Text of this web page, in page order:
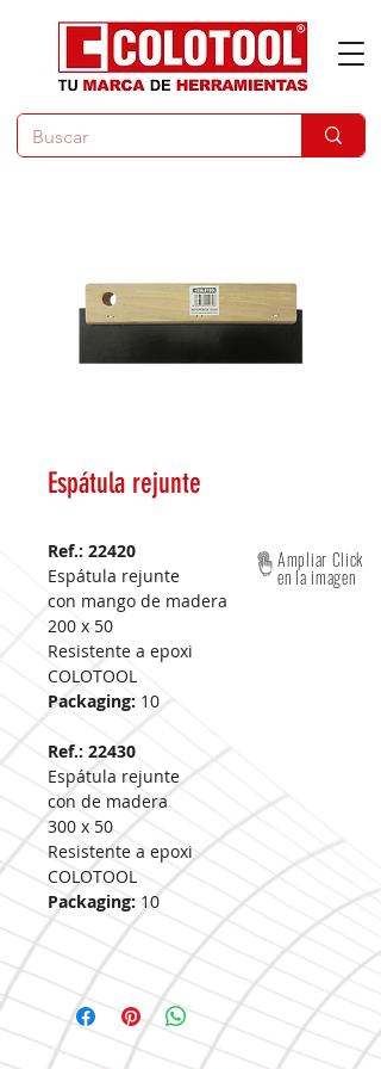
Espátula rejunte
Ref.: 22420
Espátula rejunte
con mango de madera
200 x 50
Resistente a epoxi
COLOTOOL
Packaging: 10
Ref.: 22430
Espátula rejunte
con de madera
300 x 50
Resistente a epoxi
COLOTOOL
Packaging: 10
Ampliar Click
en la imagen